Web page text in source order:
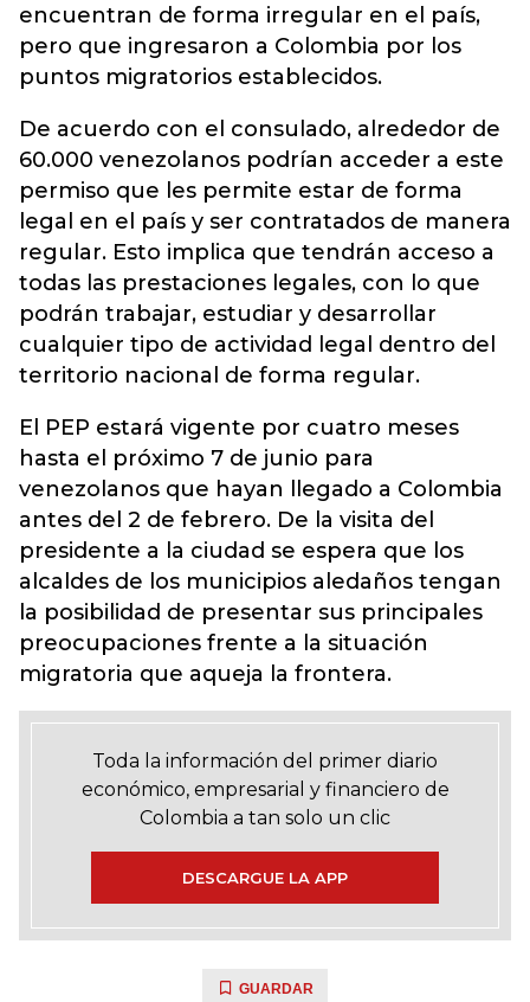
encuentran de forma irregular en el país,
pero que ingresaron a Colombia por los
puntos migratorios establecidos.
De acuerdo con el consulado, alrededor de
60.000 venezolanos podrían acceder a este
permiso que les permite estar de forma
legal en el país y ser contratados de manera
regular. Esto implica que tendrán acceso a
todas las prestaciones legales, con lo que
podrán trabajar, estudiar y desarrollar
cualquier tipo de actividad legal dentro del
territorio nacional de forma regular.
El PEP estará vigente por cuatro meses
hasta el próximo 7 de junio para
venezolanos que hayan llegado a Colombia
antes del 2 de febrero. De la visita del
presidente a la ciudad se espera que los
alcaldes de los municipios aledaños tengan
la posibilidad de presentar sus principales
preocupaciones frente a la situación
migratoria que aqueja la frontera.
Toda la información del primer diario
económico, empresarial y financiero de
Colombia a tan solo un clic
DESCARGUE LA APP
GUARDAR